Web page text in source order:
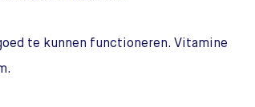
te kunnen functioneren. Vitamine